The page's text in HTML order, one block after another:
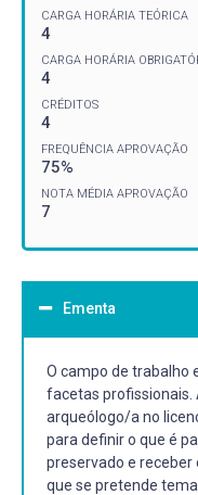
CARGA HORÁRIA TEÓRICA
4
CARGA HORÁRIA
4
CRÉDITOS
4
FREQUÊNCIA APROVAÇÃO
75%
NOTA MÉDIA APROVAÇÃO
7
Ementa
O campo de trabalho
facetas profissionais.
arqueólogo/a no
para definir o que é
preservado e
que se pretende